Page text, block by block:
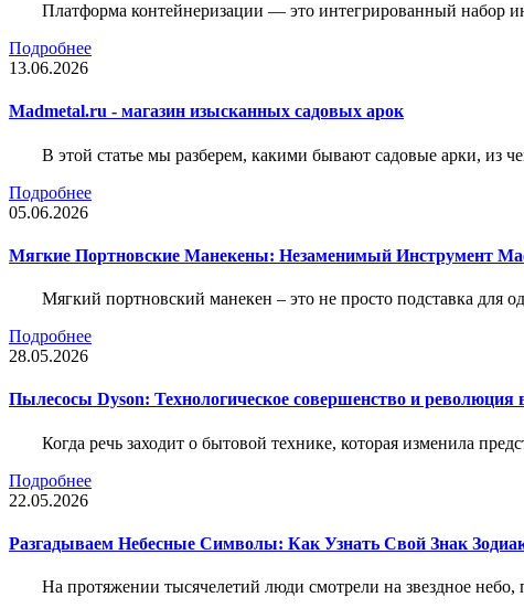
Платформа контейнеризации — это интегрированный набор
Подробнее
13.06.2026
Madmetal.ru - магазин изысканных садовых арок
В этой статье мы разберем, какими бывают садовые арки, из
Подробнее
05.06.2026
Мягкие Портновские Манекены: Незаменимый Инструмент
Мягкий портновский манекен – это не просто подставка
Подробнее
28.05.2026
Пылесосы Dyson: Технологическое совершенство и революция
Когда речь заходит о бытовой технике, которая изменила
Подробнее
22.05.2026
Разгадываем Небесные Символы: Как Узнать Свой Знак
На протяжении тысячелетий люди смотрели на звездное